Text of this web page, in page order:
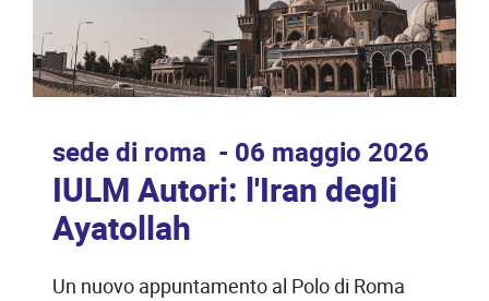
sede di roma 06 maggio 2026
IULM Autori: l'Iran degli
Ayatollah
Un nuovo appuntamento al Polo di Roma